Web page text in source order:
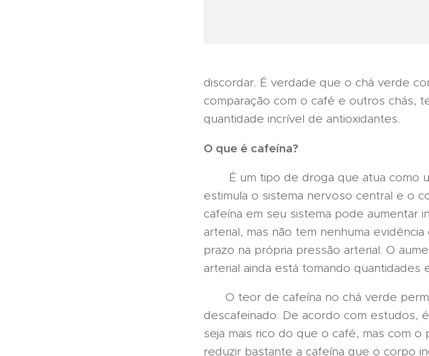
discordar. É verdade que o chá verde
comparação com o café e outros chás,
quantidade incrível de antioxidantes.
O que é cafeína?
É um tipo de droga que atua como
estimula o sistema nervoso central e o
cafeína em seu sistema pode aumentar
arterial, mas não tem nenhuma
prazo na própria pressão arterial. O
arterial ainda está tomando quantidades
O teor de cafeína no chá verde
descafeinado. De acordo com estudos,
seja mais rico do que o café, mas com
reduzir bastante a cafeína que o corpo